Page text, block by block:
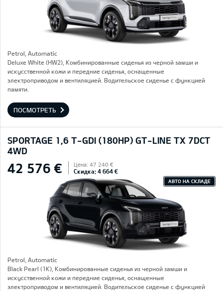
Petrol, Automatic
Deluxe White (HW2), Комбинированные сиденья из черной замши и
искусственной кожи и передние сиденья, оснащенные
электроприводом и вентиляцией. Водительское сиденье с функцией
памяти.
ПОСМОТРЕТЬ
SPORTAGE 1,6 T-GDI (180HP) GT-LINE TX 7DCT
4WD
42 576 € Цена: 47 240 €
Скидка: 4 664 €
АВТО НА СКЛАДЕ
Petrol, Automatic
Black Pearl (1K), Комбинированные сиденья из черной замши и
искусственной кожи и передние сиденья, оснащенные
электроприводом и вентиляцией. Водительское сиденье с функцией